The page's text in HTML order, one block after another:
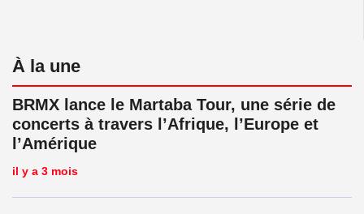
À la une
BRMX lance le Martaba Tour, une série de
concerts à travers l’Afrique, l’Europe et
l’Amérique
il y a 3 mois